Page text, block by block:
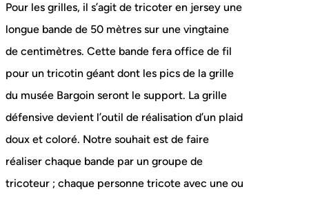
Pour les grilles, il s’agit de tricoter en jersey une
longue bande de 50 mètres sur une vingtaine
de centimètres. Cette bande fera office de fil
pour un tricotin géant dont les pics de la grille
du musée Bargoin seront le support. La grille
défensive devient l’outil de réalisation d’un plaid
doux et coloré. Notre souhait est de faire
réaliser chaque bande par un groupe de
tricoteur ; chaque personne tricote avec une ou